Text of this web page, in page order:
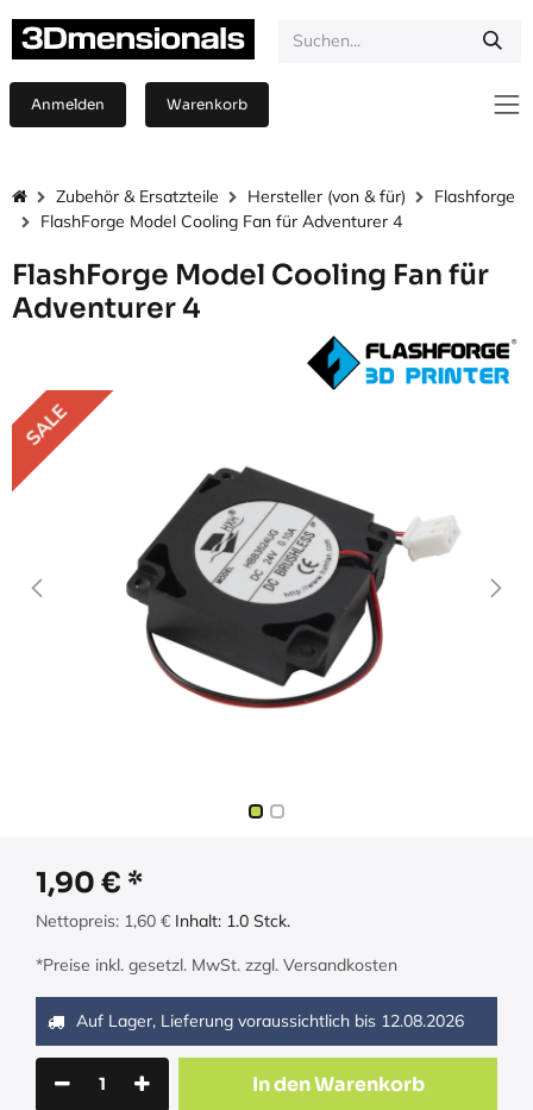
Anmelden Warenkorb
Zubehör & Ersatzteile Hersteller (von & für)
Flashforge
FlashForge Model Cooling Fan für Adventurer 4
FlashForge Model Cooling Fan für
Adventurer 4
SALE
1,90 €
Nettopreis: 1,60 € Inhalt: 1.0 Stck.
*Preise inkl. gesetzl. MwSt. zzgl. Versandkosten
Auf Lager, Lieferung voraussichtlich bis 12.08.2026
In den Warenkorb